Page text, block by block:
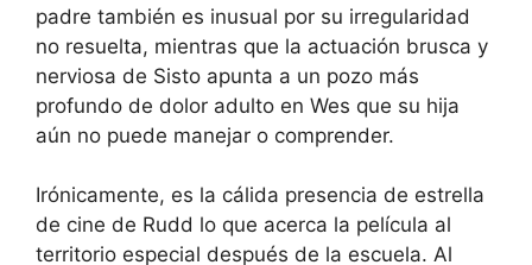
padre también es inusual por su irregularidad
no resuelta, mientras que la actuación brusca y
nerviosa de Sisto apunta a un pozo más
profundo de dolor adulto en Wes que su hija
aún no puede manejar o comprender.
Irónicamente, es la cálida presencia de estrella
de cine de Rudd lo que acerca la película al
territorio especial después de la escuela. Al